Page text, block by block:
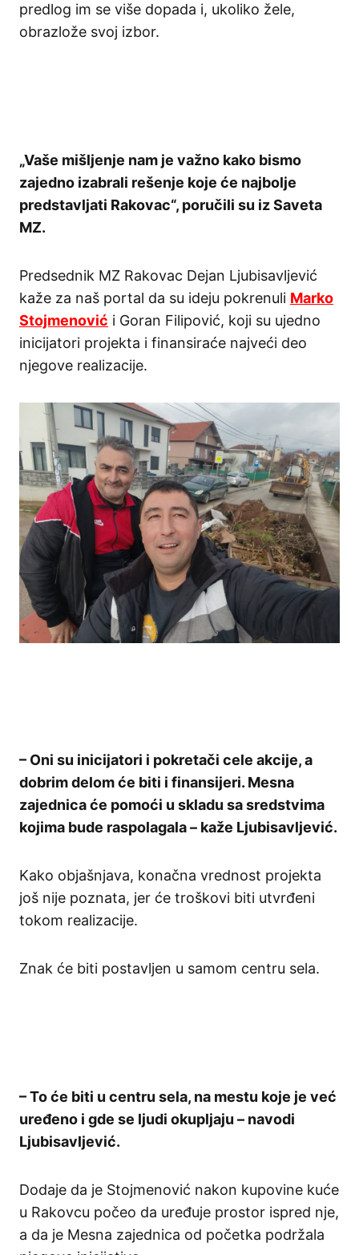
predlog im se više dopada i, ukoliko žele,
obrazlože svoj izbor.
„Vaše mišljenje nam je važno kako bismo
zajedno izabrali rešenje koje će najbolje
predstavljati Rakovac“, poručili su iz Saveta
MZ.
Predsednik MZ Rakovac Dejan Ljubisavljević
kaže za naš portal da su ideju pokrenuli Marko
Stojmenović i Goran Filipović, koji su ujedno
inicijatori projekta i finansiraće najveći deo
njegove realizacije.
– Oni su inicijatori i pokretači cele akcije, a
dobrim delom će biti i finansijeri. Mesna
zajednica će pomoći u skladu sa sredstvima
kojima bude raspolagala – kaže Ljubisavljević.
Kako objašnjava, konačna vrednost projekta
još nije poznata, jer će troškovi biti utvrđeni
tokom realizacije.
Znak će biti postavljen u samom centru sela.
– To će biti u centru sela, na mestu koje je već
uređeno i gde se ljudi okupljaju – navodi
Ljubisavljević.
Dodaje da je Stojmenović nakon kupovine kuće
u Rakovcu počeo da uređuje prostor ispred nje,
a da je Mesna zajednica od početka podržala